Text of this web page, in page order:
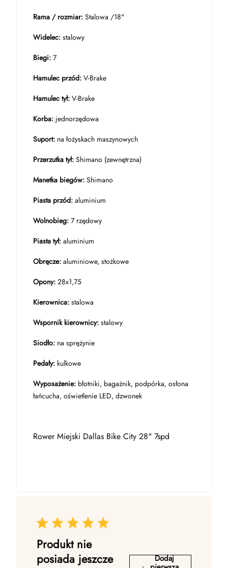
Rama / rozmiar: Stalowa /18"
Widelec: stalowy
Biegi: 7
Hamulec przód: V-Brake
Hamulec tył: V-Brake
Korba: jednorzędowa
Suport: na łożyskach maszynowych
Przerzutka tył: Shimano (zewnętrzna)
Manetka biegów: Shimano
Piasta przód: aluminium
Wolnobieg: 7 rzędowy
Piasta tył: aluminium
Obręcze: aluminiowe, stożkowe
Opony: 28x1,75
Kierownica: stalowa
Wspornik kierownicy: stalowy
Siodło: na sprężynie
Pedały: kulkowe
Wyposażenie: błotniki, bagażnik, podpórka, osłona
łańcucha, oświetlenie LED, dzwonek
Rower Miejski Dallas Bike City 28" 7spd
Produkt nie
posiada jeszcze
Dodaj